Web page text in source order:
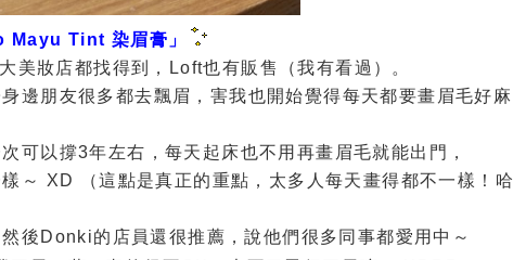
Mayu Tint 染眉膏」
妝店都找得到，Loft也有販售（我有看過）。
邊朋友很多都去飄眉，害我也開始覺得每天都要畫眉毛好麻
可以撐3年左右，每天起床也不用再畫眉毛就能出門，
～ XD （這點是真正的重點，太多人每天畫得都不一樣！哈
後Donki的店員還很推薦，說他們很多同事都愛用中～